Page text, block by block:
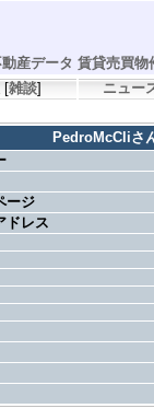
[雑談] ニュー
PedroMcCliさ
ージ
ドレス